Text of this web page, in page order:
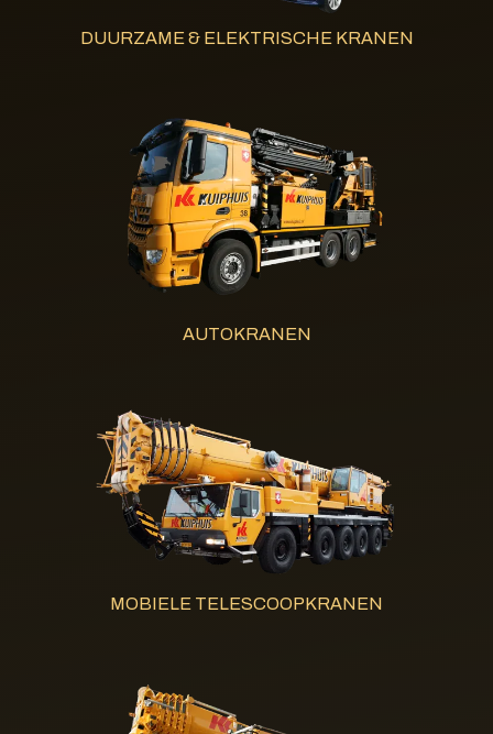
DUURZAME & ELEKTRISCHE KRANEN
AUTOKRANEN
MOBIELE TELESCOOPKRANEN